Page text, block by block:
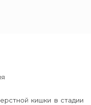
кишки в стадии